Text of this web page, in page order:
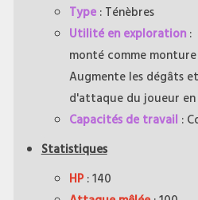
Type : Ténèbres
Utilité en exploration:
monté comme
Augmente les dégâts
d'attaque du joueur en
Capacités de travail :
Statistiques
HP: 140